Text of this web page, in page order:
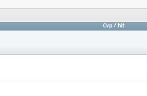
Cvp / hit